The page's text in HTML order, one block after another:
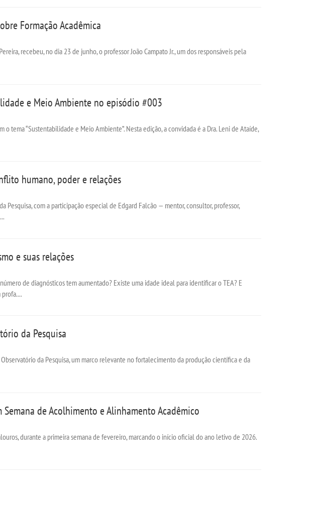
Formação Acadêmica
recebeu, no dia 23 de junho, o professor João Campato Jr., um dos responsáveis pela
e Meio Ambiente no episódio #003
tema “Sustentabilidade e Meio Ambiente”. Nesta edição, a convidada é a Dra. Leni de Ataíde,
humano, poder e relações
Pesquisa, com a participação especial de Edgard Falcão — mentor, consultor, professor,
e suas relações
de diagnósticos tem aumentado? Existe uma idade ideal para identificar o TEA? E
da Pesquisa
da Pesquisa, um marco relevante no fortalecimento da produção científica e da
de Acolhimento e Alinhamento Acadêmico
durante a primeira semana de fevereiro, marcando o início oficial do ano letivo de 2026.